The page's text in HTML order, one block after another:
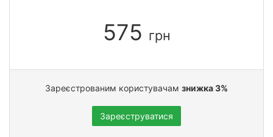
575 грн
Зареєстрованим користувачам знижка 3%
Зареєструватися